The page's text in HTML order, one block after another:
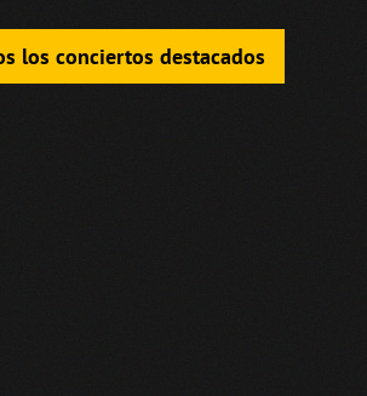
los conciertos destacados